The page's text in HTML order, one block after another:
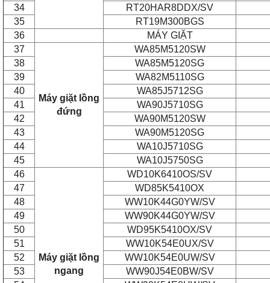
34
RT20HAR8DDX/SV
35
RT19M300BGS
36
MÁY GIẶT
37
Máy giặt lồng
đứng
WA85M5120SW
38
WA85M5120SG
39
WA82M5110SG
40
WA85J5712SG
41
WA90J5710SG
42
WA90M5120SW
43
WA90M5120SG
44
WA10J5710SG
45
WA10J5750SG
46
Máy giặt lồng
ngang
WD10K6410OS/SV
47
WD85K5410OX
48
WW10K44G0YW/SV
49
WW90K44G0YW/SV
50
WD95K5410OX/SV
51
WW10K54E0UX/SV
52
WW10K54E0UW/SV
53
WW90J54E0BW/SV